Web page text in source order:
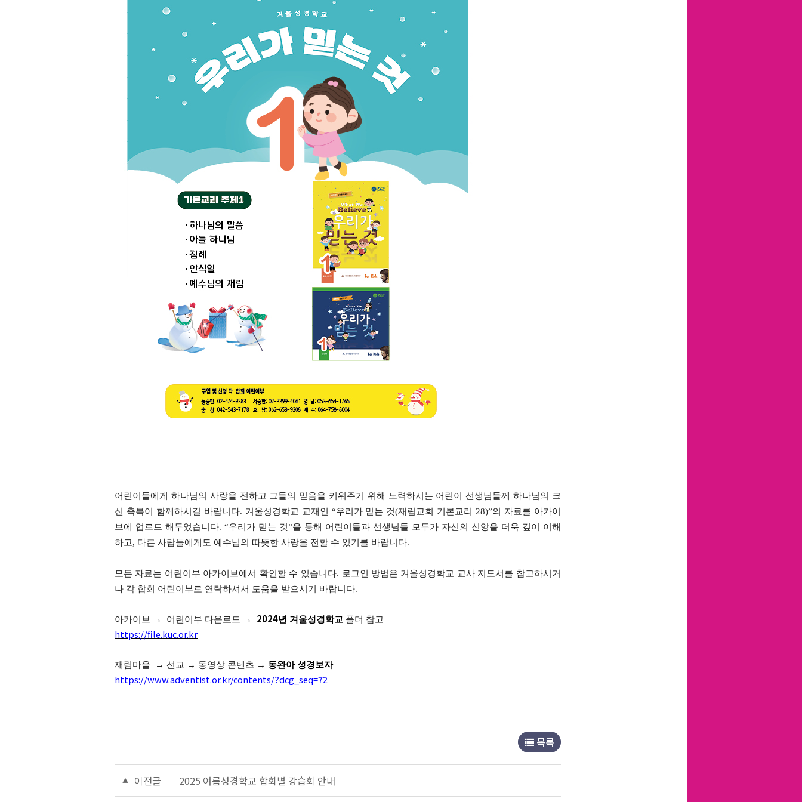
어린이들에게 하나님의 사랑을 전하고 그들의 믿음을 키워주기 위해 노력하시는 어린이 선생님들께 하나님의 크
신 축복이 함께하시길 바랍니다. 겨울성경학교 교재인 “우리가 믿는 것(재림교회 기본교리 28)”의 자료를 아카이
브에 업로드 해두었습니다. “우리가 믿는 것”을 통해 어린이들과 선생님들 모두가 자신의 신앙을 더욱 깊이 이해
하고, 다른 사람들에게도 예수님의 따뜻한 사랑을 전할 수 있기를 바랍니다.
모든 자료는 어린이부 아카이브에서 확인할 수 있습니다. 로그인 방법은 겨울성경학교 교사 지도서를 참고하시거
나 각 합회 어린이부로 연락하셔서 도움을 받으시기 바랍니다.
아카이브 → 어린이부 다운로드 → 2024년 겨울성경학교 폴더 참고
https://file.kuc.or.kr
재림마을 → 선교 → 동영상 콘텐츠 → 동완아 성경보자
https://www.adventist.or.kr/contents/?dcg_seq=72
목록
이전글 2025 여름성경학교 합회별 강습회 안내